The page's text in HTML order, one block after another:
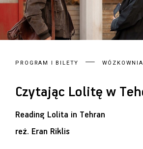
PROGRAM I BILETY WÓZKOWNIA
Czytając Lolitę w
Reading Lolita in Tehran
reż. Eran Riklis